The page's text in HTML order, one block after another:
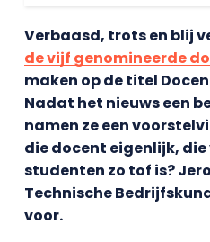
Verbaasd, trots en blij
de vijf genomineerde
maken op de titel
Nadat het nieuws een
namen ze een
die docent eigenlijk, die
studenten zo tof is?
Technische
voor.